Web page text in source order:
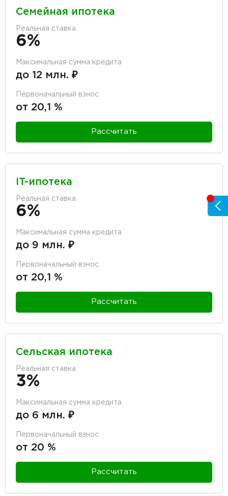
Семейная ипотека
Реальная ставка
6%
Максимальная сумма кредита
до 12 млн. ₽
Первоначальный взнос
от 20,1 %
Рассчитать
IT-ипотека
Реальная ставка
6%
Максимальная сумма кредита
до 9 млн. ₽
Первоначальный взнос
от 20,1 %
Рассчитать
Сельская ипотека
Реальная ставка
3%
Максимальная сумма кредита
до 6 млн. ₽
Первоначальный взнос
от 20 %
Рассчитать